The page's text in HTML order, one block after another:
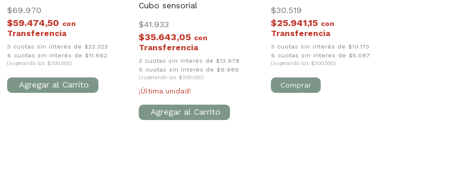
$69.970
$59.474,50 con
3 cuotas sin interés de $23.323
6 cuotas sin interés de $11.662
(superando los $300.000)
Cubo sensorial
$41.933
$35.643,05 con
3 cuotas sin interés de $13.978
6 cuotas sin interés de $6.989
(superando los $300.000)
¡Última unidad!
$30.519
$25.941,15 con
3 cuotas sin interés de $10.173
6 cuotas sin interés de $5.087
(superando los $300.000)